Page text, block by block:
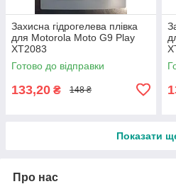
Захисна гідрогелева плівка
для Motorola Moto G9 Play
XT2083
Готово до відправки
133,20 ₴ 148 ₴
Показати
Про нас